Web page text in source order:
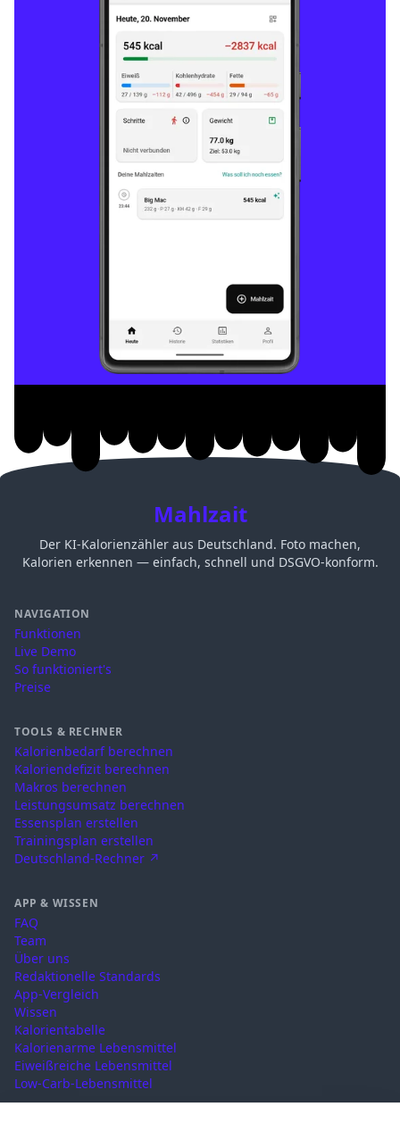
Mahlzait
Der KI-Kalorienzähler aus Deutschland. Foto machen,
Kalorien erkennen — einfach, schnell und DSGVO-konform.
NAVIGATION
Funktionen
Live Demo
So funktioniert's
Preise
TOOLS & RECHNER
Kalorienbedarf berechnen
Kaloriendefizit berechnen
Makros berechnen
Leistungsumsatz berechnen
Essensplan erstellen
Trainingsplan erstellen
Deutschland-Rechner ↗
APP & WISSEN
FAQ
Team
Über uns
Redaktionelle Standards
App-Vergleich
Wissen
Kalorientabelle
Kalorienarme Lebensmittel
Eiweißreiche Lebensmittel
Low-Carb-Lebensmittel